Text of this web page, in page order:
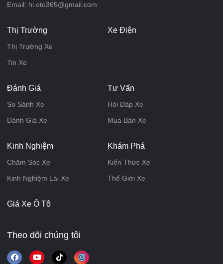
Email: hi.oto365@gmail.com
Thị Trường
Thị Trường Xe
Tin Xe
Xe Điện
Đánh Giá
So Sánh Xe
Đánh Giá Xe
Tư Vấn
Hỏi Đáp Xe
Mua Bán Xe
Kinh Nghiệm
Chăm Sóc Xe
Kinh Nghiệm Lái Xe
Khám Phá
Kiến Thức Xe
Thế Giới Xe
Giá Xe Ô Tô
Theo dõi chúng tôi